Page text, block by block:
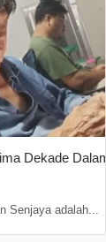
Dekade Dalam
Senjaya adalah...